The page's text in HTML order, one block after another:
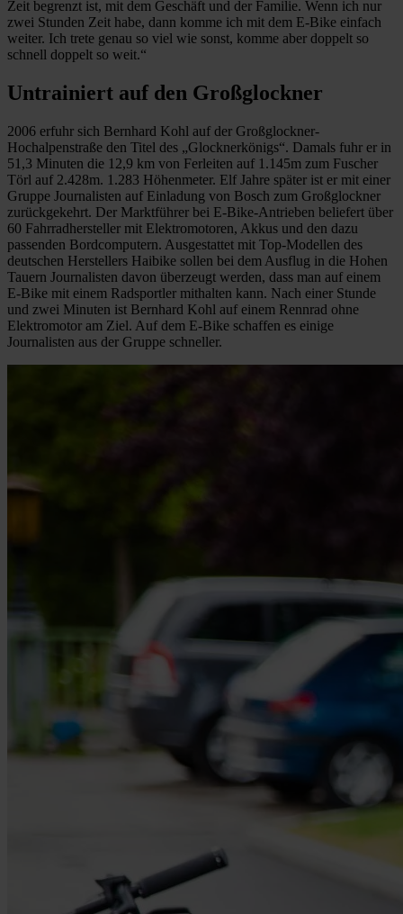
Zeit begrenzt ist, mit dem Geschäft und der Familie. Wenn ich nur
zwei Stunden Zeit habe, dann komme ich mit dem E-Bike einfach
weiter. Ich trete genau so viel wie sonst, komme aber doppelt so
schnell doppelt so weit.“
Untrainiert auf den Großglockner
2006 erfuhr sich Bernhard Kohl auf der Großglockner-
Hochalpenstraße den Titel des „Glocknerkönigs“. Damals fuhr er in
51,3 Minuten die 12,9 km von Ferleiten auf 1.145m zum Fuscher
Törl auf 2.428m. 1.283 Höhenmeter. Elf Jahre später ist er mit einer
Gruppe Journalisten auf Einladung von Bosch zum Großglockner
zurückgekehrt. Der Marktführer bei E-Bike-Antrieben beliefert über
60 Fahrradhersteller mit Elektromotoren, Akkus und den dazu
passenden Bordcomputern. Ausgestattet mit Top-Modellen des
deutschen Herstellers Haibike sollen bei dem Ausflug in die Hohen
Tauern Journalisten davon überzeugt werden, dass man auf einem
E-Bike mit einem Radsportler mithalten kann. Nach einer Stunde
und zwei Minuten ist Bernhard Kohl auf einem Rennrad ohne
Elektromotor am Ziel. Auf dem E-Bike schaffen es einige
Journalisten aus der Gruppe schneller.